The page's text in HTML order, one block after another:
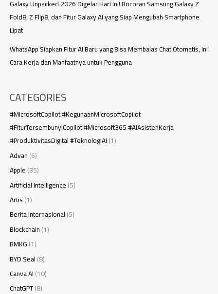
Galaxy Unpacked 2026 Digelar Hari Ini! Bocoran Samsung Galaxy Z
Fold8, Z Flip8, dan Fitur Galaxy AI yang Siap Mengubah Smartphone
Lipat
WhatsApp Siapkan Fitur AI Baru yang Bisa Membalas Chat Otomatis, Ini
Cara Kerja dan Manfaatnya untuk Pengguna
CATEGORIES
#MicrosoftCopilot #KegunaanMicrosoftCopilot
#FiturTersembunyiCopilot #Microsoft365 #AIAsistenKerja
#ProduktivitasDigital #TeknologiAI(1)
Advan(6)
Apple(35)
Artificial Intelligence(5)
Artis(1)
Berita Internasional(5)
Blockchain(1)
BMKG(1)
BYD Seal(8)
Canva AI(10)
ChatGPT(8)